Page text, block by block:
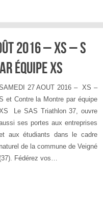
2016 – XS – S
équipe XS
27 AOUT 2016 – XS –
et Contre la Montre par équipe
Le SAS Triathlon 37, ouvre
ses portes aux entreprises
aux étudiants dans le cadre
naturel de la commune de Veigné
Fédérez vos…